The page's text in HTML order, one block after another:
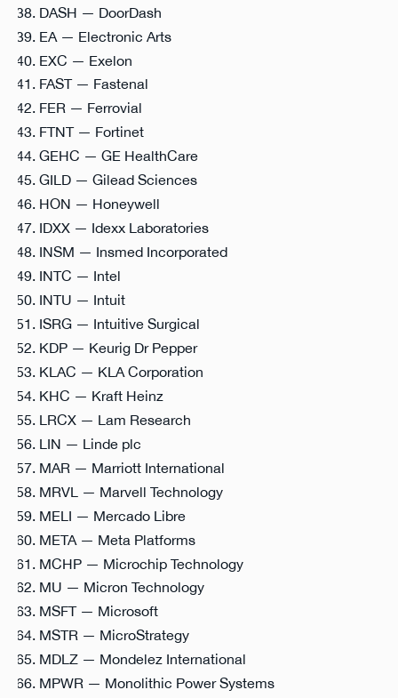
DASH — DoorDash
EA — Electronic Arts
EXC — Exelon
FAST — Fastenal
FER — Ferrovial
FTNT — Fortinet
GEHC — GE HealthCare
GILD — Gilead Sciences
HON — Honeywell
IDXX — Idexx Laboratories
INSM — Insmed Incorporated
INTC — Intel
INTU — Intuit
ISRG — Intuitive Surgical
KDP — Keurig Dr Pepper
KLAC — KLA Corporation
KHC — Kraft Heinz
LRCX — Lam Research
LIN — Linde plc
MAR — Marriott International
MRVL — Marvell Technology
MELI — Mercado Libre
META — Meta Platforms
MCHP — Microchip Technology
MU — Micron Technology
MSFT — Microsoft
MSTR — MicroStrategy
MDLZ — Mondelez International
MPWR — Monolithic Power Systems